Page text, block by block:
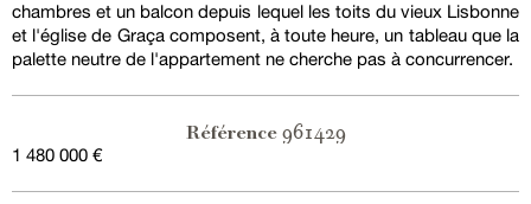
chambres et un balcon depuis lequel les toits du vieux Lisbonne
et l'église de Graça composent, à toute heure, un tableau que la
palette neutre de l'appartement ne cherche pas à concurrencer.
Référence 961429
1 480 000 €